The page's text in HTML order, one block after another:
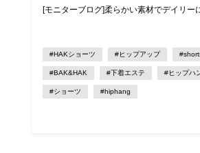
[モニターブログ]柔らかい素材でデイリ
#HAKショーツ #ヒップアップ
#BAK&HAK #下着エステ #ヒップハ
#ショーツ #hiphang